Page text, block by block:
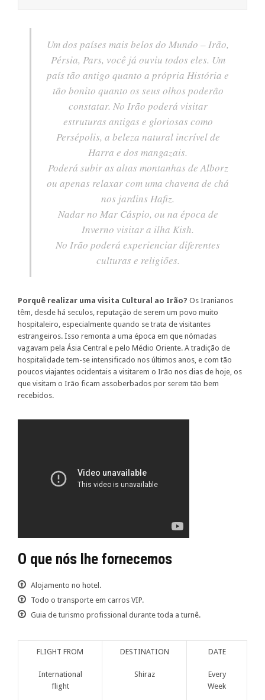
Um dos países mais belos do Mundo – Irão,
Pérsia, Pars, você já ouviu todos eles. Um
país tão antigo quanto a própria História e
tão bonito quanto os seus olhos poderão
constatar. No Irão poderá visitar
estruturas antigas e gloriosas como
Persépolis, a beleza natural incrível de
Harra e dos mangazais.
Poderá subir as altas montanhas de Alborz
ou apenas relaxar com uma chavena de chá
nos jardins Hafiz.
Nadar no Mar Cáspio, ou na época de
Inverno visitar a ilha Kish.
No Irão poderá experienciar diferentes
culturas e religiões.
Porquê realizar uma visita Cultural ao Irão? Os Iranianos
têm, desde há seculos, reputação de serem um povo muito
hospitaleiro, especialmente quando se trata de visitantes
estrangeiros. Isso remonta a uma época em que nómadas
vagavam pela Ásia Central e pelo Médio Oriente. A tradição de
hospitalidade tem-se intensificado nos últimos anos, e com tão
poucos viajantes ocidentais a visitarem o Irão nos dias de hoje, os
que visitam o Irão ficam assoberbados por serem tão bem
recebidos.
O que nós lhe fornecemos
Alojamento no hotel.
Todo o transporte em carros VIP.
Guia de turismo profissional durante toda a turnê.
FLIGHT FROM DESTINATION DATE
International
flight
Shiraz
Every
Week